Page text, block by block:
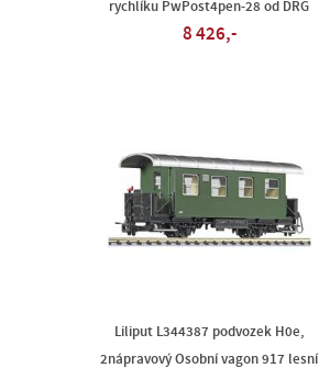
rychlíku PwPost4pen-28 od DRG
8 426,-
Liliput L344387 podvozek H0e,
2nápravový Osobní vagon 917 lesní